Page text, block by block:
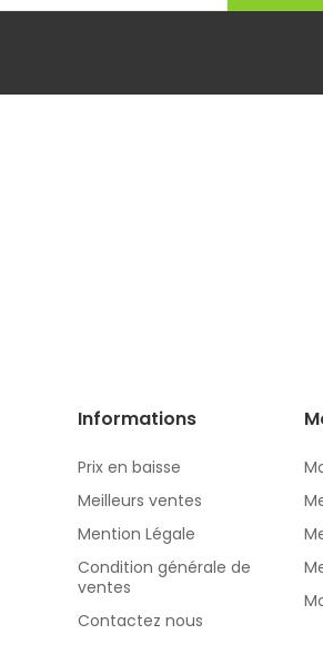
Informations
Prix en baisse
Meilleurs ventes
Mention Légale
Condition générale de
ventes
Contactez nous